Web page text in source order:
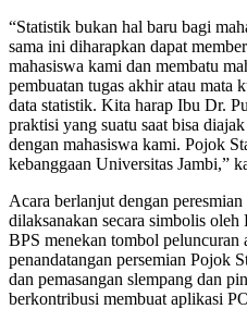
“Statistik bukan hal baru bagi
sama ini diharapkan dapat
mahasiswa kami dan membatu
pembuatan tugas akhir atau mata
data statistik. Kita harap Ibu Dr.
praktisi yang suatu saat bisa
dengan mahasiswa kami. Pojok
kebanggaan Universitas Jambi,”
Acara berlanjut dengan
dilaksanakan secara simbolis
BPS menekan tombol peluncuran
penandatangan persemian Pojok
dan pemasangan slempang dan
berkontribusi membuat aplikasi